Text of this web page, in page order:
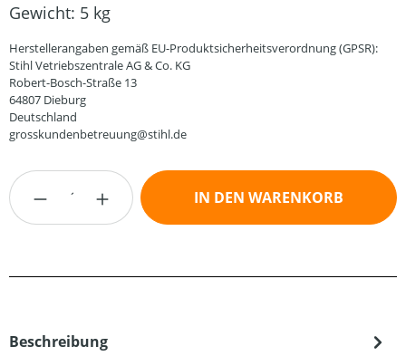
Gewicht: 5 kg
Herstellerangaben gemäß EU-Produktsicherheitsverordnung (GPSR):
Stihl Vetriebszentrale AG & Co. KG
Robert-Bosch-Straße 13
64807 Dieburg
Deutschland
grosskundenbetreuung@stihl.de
Produkt Anzahl: Gib den gewünschten
IN DEN WARENKORB
Beschreibung